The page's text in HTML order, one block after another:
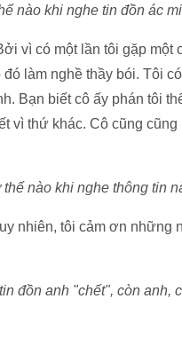
nào khi nghe tin đồn ác
vì có một lần tôi gặp một
làm nghề thầy bói. Tôi
Bạn biết cô ấy phán tôi
vì thứ khác. Cô cũng
nào khi nghe thông tin
nhiên, tôi cảm ơn những
đồn anh "chết", còn anh,